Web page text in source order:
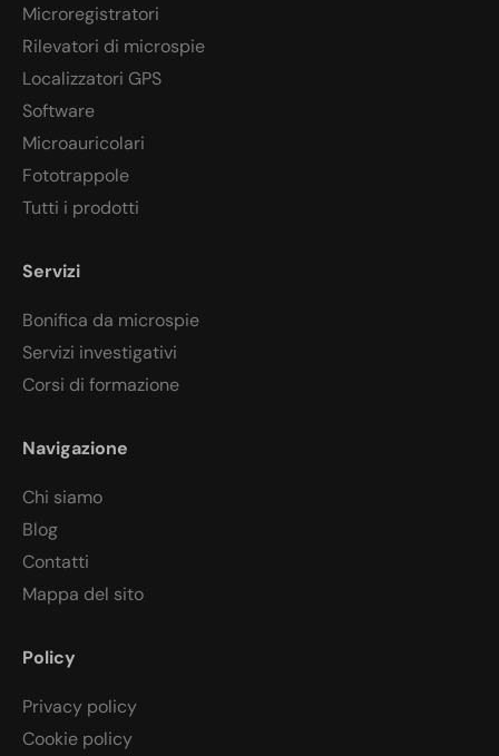
Microregistratori
Rilevatori di microspie
Localizzatori GPS
Software
Microauricolari
Fototrappole
Tutti i prodotti
Servizi
Bonifica da microspie
Servizi investigativi
Corsi di formazione
Navigazione
Chi siamo
Blog
Contatti
Mappa del sito
Policy
Privacy policy
Cookie policy